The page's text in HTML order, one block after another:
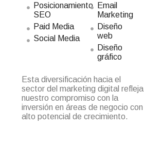
Posicionamiento
SEO
Paid Media
Social Media
Email
Marketing
Diseño
web
Diseño
gráfico
Esta diversificación hacia el
sector del marketing digital refleja
nuestro compromiso con la
inversión en áreas de negocio con
alto potencial de crecimiento.